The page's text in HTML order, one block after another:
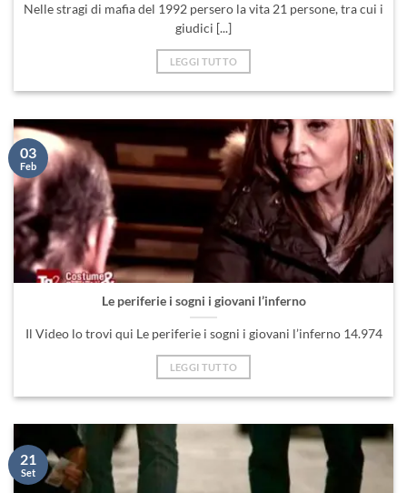
Nelle stragi di mafia del 1992 persero la vita 21 persone, tra cui i
giudici [...]
LEGGI TUTTO
Le periferie i sogni i giovani l’inferno
Il Video lo trovi qui Le periferie i sogni i giovani l’inferno 14.974
LEGGI TUTTO
03
Feb
21
Set